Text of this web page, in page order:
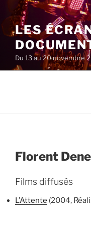
au
contenu
principal
LES
Du 13 au 20 novembre
Florent
Films diffusés
L’Attente (2004,